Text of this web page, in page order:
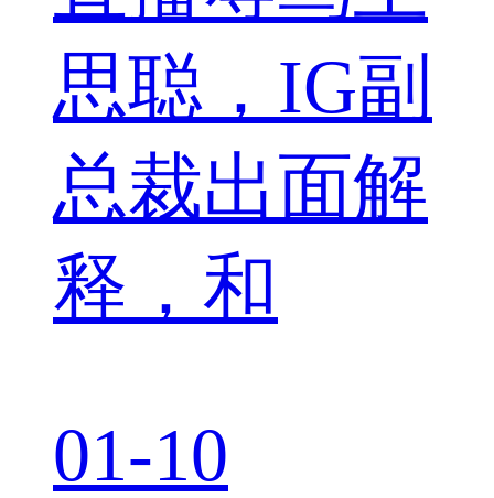
思聪，IG副
总裁出面解
释，和
01-10